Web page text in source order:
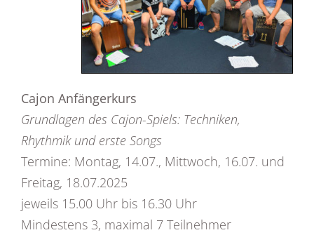
Cajon Anfängerkurs
Grundlagen des Cajon-Spiels: Techniken,
Rhythmik und erste Songs
Termine: Montag, 14.07., Mittwoch, 16.07. und
Freitag, 18.07.2025
jeweils 15.00 Uhr bis 16.30 Uhr
Mindestens 3, maximal 7 Teilnehmer